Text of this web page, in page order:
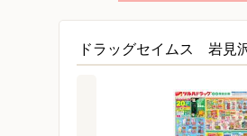
ドラッグセイムス 岩見